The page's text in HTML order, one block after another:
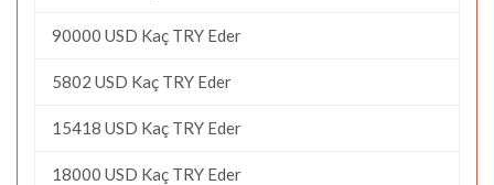
90000 USD Kaç TRY Eder
5802 USD Kaç TRY Eder
15418 USD Kaç TRY Eder
18000 USD Kaç TRY Eder